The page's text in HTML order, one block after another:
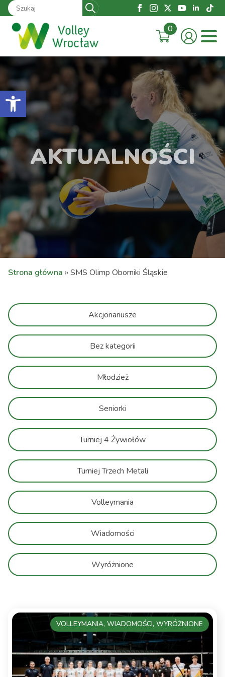
Otwórz pasek narzędzi
Search
for:
0
AKTUALNOŚCI
Strona główna » SMS Olimp Oborniki Śląskie
Akcjonariusze
Bez kategorii
Młodzież
Seniorki
Turniej 4 Żywiołów
Turniej Trzech Metali
Volleymania
Wiadomości
Wyróżnione
VOLLEYMANIA, WIADOMOŚCI, WYRÓŻNIONE